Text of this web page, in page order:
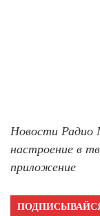
Новости Радио
настроение в
приложение